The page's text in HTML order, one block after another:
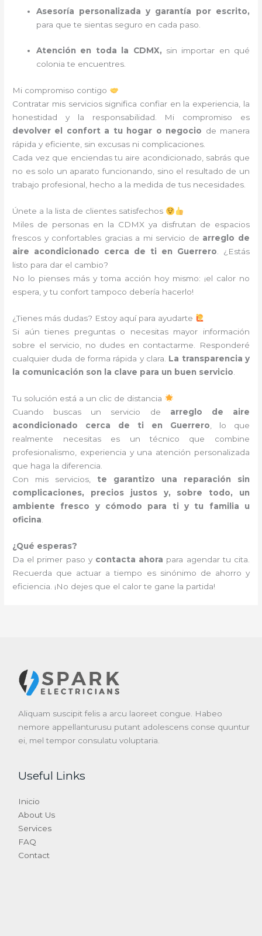
Asesoría personalizada y garantía por escrito,
para que te sientas seguro en cada paso.
Atención en toda la CDMX, sin importar en qué
colonia te encuentres.
Mi compromiso contigo
Contratar mis servicios significa confiar en la experiencia, la
honestidad y la responsabilidad. Mi compromiso es
devolver el confort a tu hogar o negocio de manera
rápida y eficiente, sin excusas ni complicaciones.
Cada vez que enciendas tu aire acondicionado, sabrás que
no es solo un aparato funcionando, sino el resultado de un
trabajo profesional, hecho a la medida de tus necesidades.
Únete a la lista de clientes satisfechos
Miles de personas en la CDMX ya disfrutan de espacios
frescos y confortables gracias a mi servicio de arreglo de
aire acondicionado cerca de ti en Guerrero . ¿Estás
listo para dar el cambio?
No lo pienses más y toma acción hoy mismo: ¡el calor no
espera, y tu confort tampoco debería hacerlo!
¿Tienes más dudas? Estoy aquí para ayudarte
Si aún tienes preguntas o necesitas mayor información
sobre el servicio, no dudes en contactarme. Responderé
cualquier duda de forma rápida y clara. La transparencia y
la comunicación son la clave para un buen servicio
Tu solución está a un clic de distancia
Cuando buscas un servicio de arreglo de aire
acondicionado cerca de ti en Guerrero , lo que
realmente necesitas es un técnico que combine
profesionalismo, experiencia y una atención personalizada
que haga la diferencia.
Con mis servicios, te garantizo una reparación sin
complicaciones, precios justos y, sobre todo, un
ambiente fresco y cómodo para ti y tu familia u
oficina
¿Qué esperas?
Da el primer paso y contacta ahora para agendar tu cita.
Recuerda que actuar a tiempo es sinónimo de ahorro y
eficiencia. ¡No dejes que el calor te gane la partida!
Aliquam suscipit felis a arcu laoreet congue. Habeo
nemore appellanturusu putant adolescens conse quuntur
ei, mel tempor consulatu voluptaria.
Useful Links
Inicio
About Us
Services
FAQ
Contact